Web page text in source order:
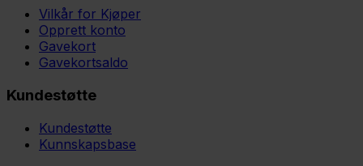
Vilkår for Kjøper
Opprett konto
Gavekort
Gavekortsaldo
Kundestøtte
Kundestøtte
Kunnskapsbase